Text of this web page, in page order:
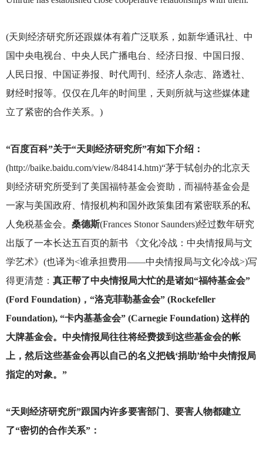
(天则经济研究所还跟媒体有着广泛联系，如新华通讯社、中
国中央电视台、中央人民广播电台、经济日报、中国日报、
人民日报、中国证券报、时代周刊、经济人杂志、路透社、
财经时报等。仅仅在几年的时间里，天则所就与这些媒体建
立了紧密的合作关系。)
“百度百科”关于“天则经济研究所”有如下介绍：
(http://baike.baidu.com/view/848414.htm)“茅于轼创办的北京天
则经济研究所受到了美国福特基金会资助，而福特基金会是
一家与美国政府、情报机构和国外政策集团有紧密联系的私
人免税基金会。 桑德斯(Frances Stonor Saunders)经过数年研究
出版了一本长达五百页的新书 《文化冷战：中央情报局与文
学艺术》(也译为<谁承担费用——中央情报局与文化冷战>)写
得更清楚： 真正帮了中央情报局大忙的是诸如“福特基金会”
(Ford Foundation)，“洛克菲勒基金会” (Rockefeller
Foundation), “卡内基基金会” (Carnegie Foundation) 这样的
大牌基金会。中央情报局往往将经费拨到这些基金会的帐
上，然后这些基金会再以自己的名义把钱‘捐助’给中央情报局
指定的对象。”
“天则经济研究所”跟国内许多要害部门、要害人物都建立
了“密切的合作关系”：